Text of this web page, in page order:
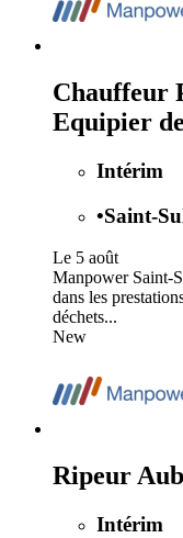
Chauffeur
Equipier
Intérim
•Saint-
Le 5 août
Manpower Saint-
dans les
déchets...
New
Ripeur
Intérim